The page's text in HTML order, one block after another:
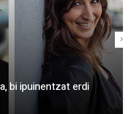
bi ipuinentzat erdi